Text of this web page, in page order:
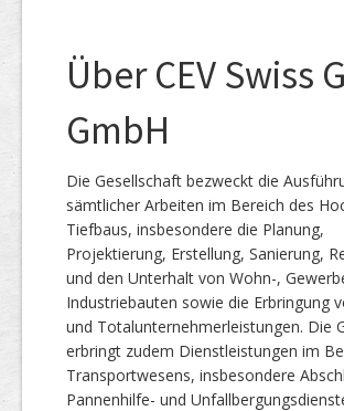
Über CEV Swiss
GmbH
Die Gesellschaft bezweckt die
sämtlicher Arbeiten im Bereich des
Tiefbaus, insbesondere die Planung,
Projektierung, Erstellung, Sanierung,
und den Unterhalt von Wohn-,
Industriebauten sowie die Erbringung
und Totalunternehmerleistungen. Die
erbringt zudem Dienstleistungen im
Transportwesens, insbesondere
Pannenhilfe- und